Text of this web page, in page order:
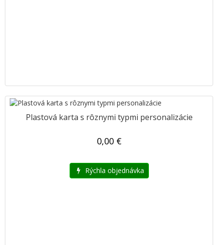
Plastová karta s rôznymi typmi personalizácie
0,00 €
Rýchla objednávka